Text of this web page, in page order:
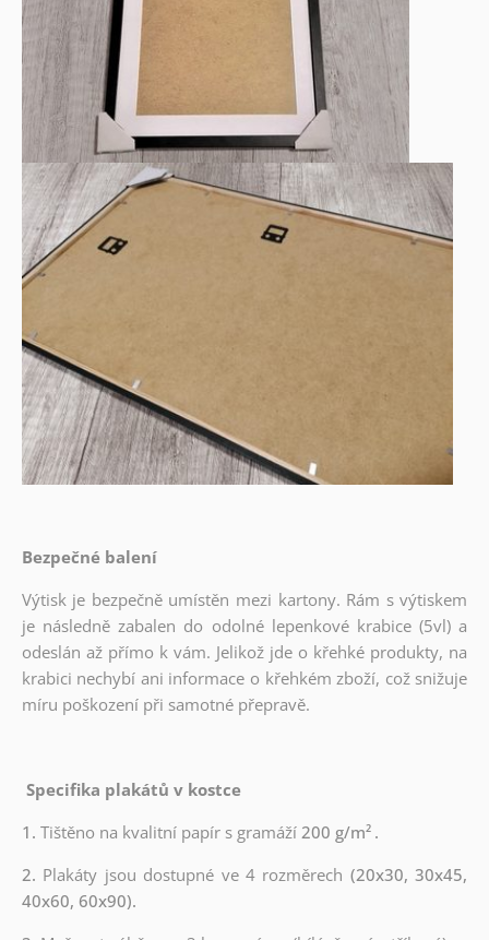
Bezpečné balení
Výtisk je bezpečně umístěn mezi kartony. Rám s výtiskem
je následně zabalen do odolné lepenkové krabice (5vl) a
odeslán až přímo k vám. Jelikož jde o křehké produkty, na
krabici nechybí ani informace o křehkém zboží, což snižuje
míru poškození při samotné přepravě.
Specifika plakátů v kostce
1. Tištěno na kvalitní papír s gramáží200 g/m² .
2. Plakáty jsou dostupné ve 4 rozměrech (20x30, 30x45,
40x60, 60x90).